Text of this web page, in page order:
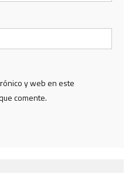
y web en este
comente.